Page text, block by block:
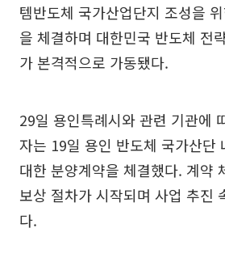
템반도체 국가산업단지 조성을
을 체결하며 대한민국 반도체 전
가 본격적으로 가동됐다.
29일 용인특례시와 관련 기관에
자는 19일 용인 반도체 국가산단
대한 분양계약을 체결했다. 계약
보상 절차가 시작되며 사업 추진
다.